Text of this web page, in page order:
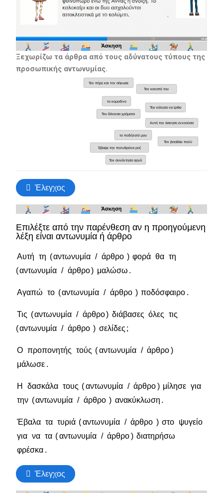
Ξεχωρίζω τα άρθρα από τους αδύνατους τύπους της
προσωπικής αντωνυμίας.